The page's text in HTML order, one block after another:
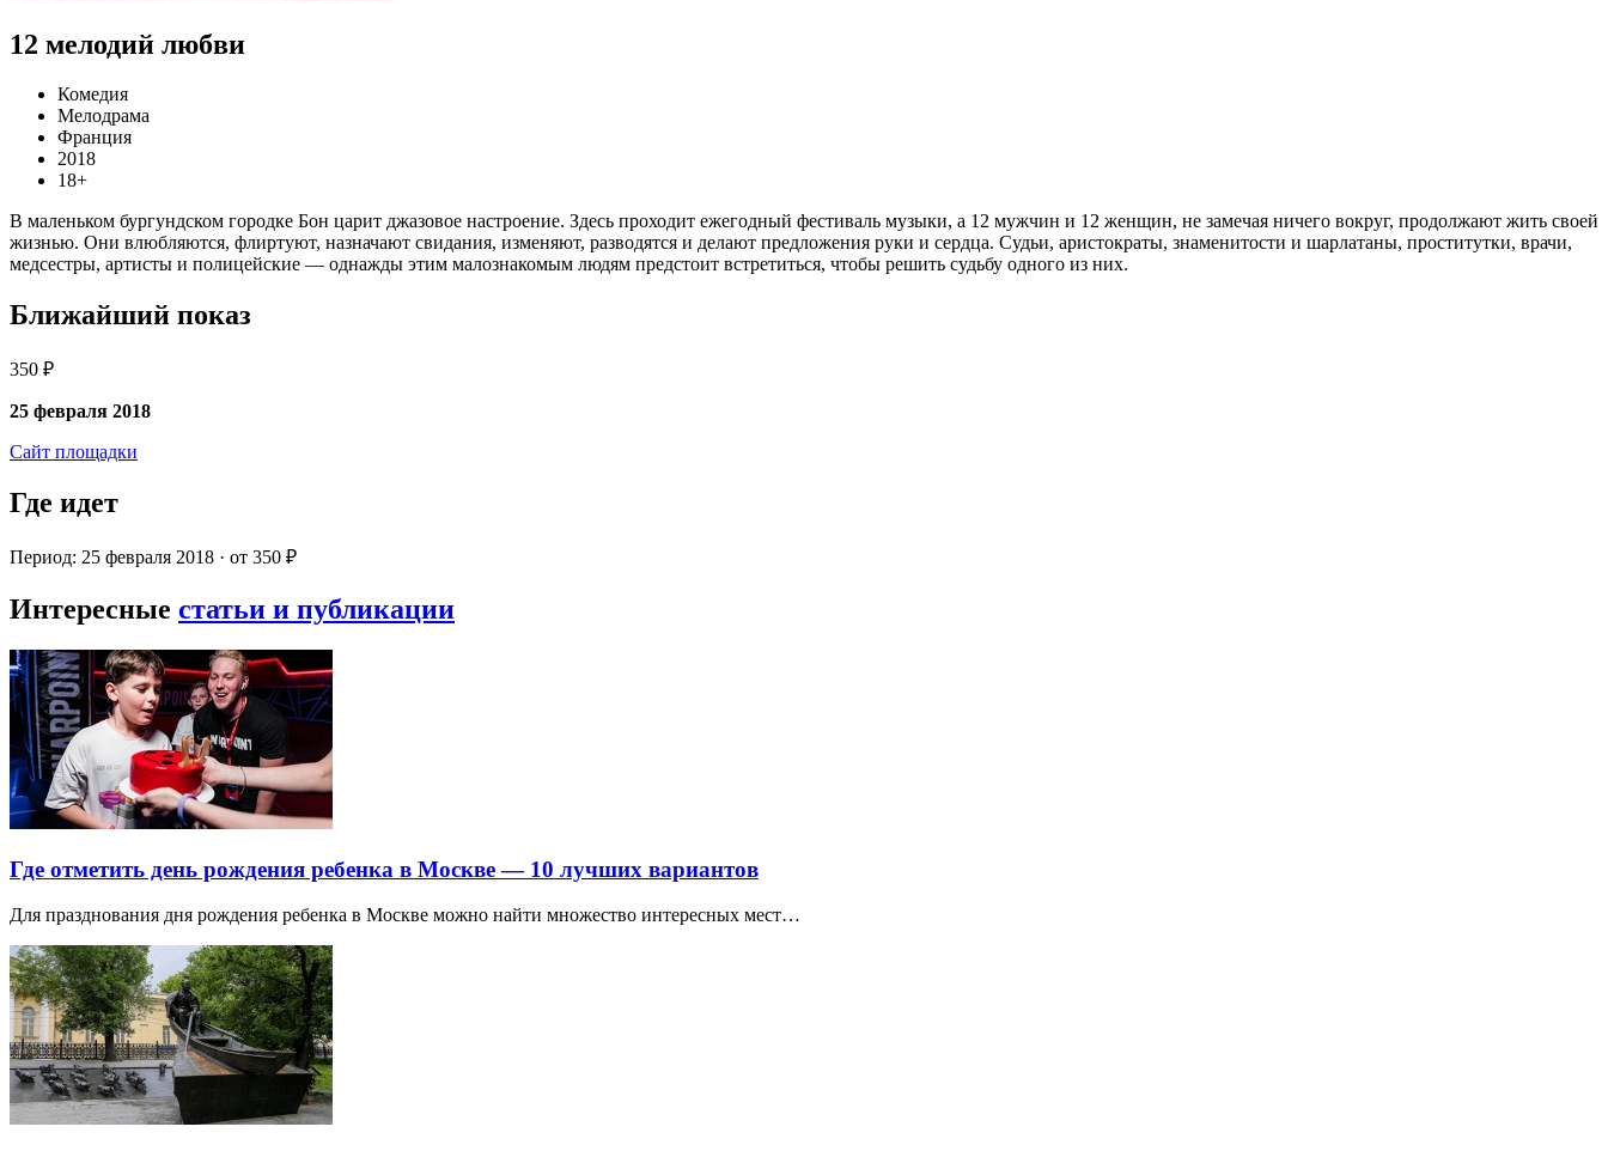
12 мелодий любви
Комедия
Мелодрама
Франция
2018
18+
В маленьком бургундском городке Бон царит джазовое настроение. Здесь проходит ежегодный фестиваль музыки, а 12 мужчин и 12 женщин, не замечая ничего вокруг, продолжают жить своей
жизнью. Они влюбляются, флиртуют, назначают свидания, изменяют, разводятся и делают предложения руки и сердца. Судьи, аристократы, знаменитости и шарлатаны, проститутки, врачи,
медсестры, артисты и полицейские — однажды этим малознакомым людям предстоит встретиться, чтобы решить судьбу одного из них.
Ближайший показ
350 ₽
25 февраля 2018
Сайт площадки
Где идет
Период: 25 февраля 2018 · от 350 ₽
Интересные статьи и публикации
Где отметить день рождения ребенка в Москве — 10 лучших вариантов
Для празднования дня рождения ребенка в Москве можно найти множество интересных мест…